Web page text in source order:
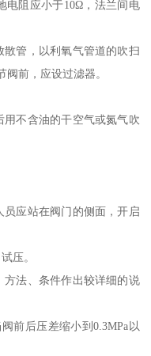
电阻应小于10Ω，法兰间电
管，以利氧气管道的吹扫
前，应设过滤器。
不含油的干空气或氮气吹
应站在阀门的侧面，开启
压。
法、条件作出较详细的说
前后压差缩小到0.3MPa以